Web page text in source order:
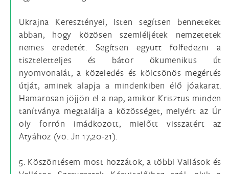
Ukrajna Keresztényei, Isten segítsen benneteket
abban, hogy közösen szemléljétek nemzetetek
nemes eredetét. Segítsen együtt fölfedezni a
tiszteletteljes és bátor ökumenikus út
nyomvonalát, a közeledés és kölcsönös megértés
útját, aminek alapja a mindenkiben élő jóakarat.
Hamarosan jöjjön el a nap, amikor Krisztus minden
tanítványa megtalálja a közösséget, melyért az Úr
oly forrón imádkozott, mielőtt visszatért az
Atyához (vö. Jn 17,20-21).
5. Köszöntésem most hozzátok, a többi Vallások és